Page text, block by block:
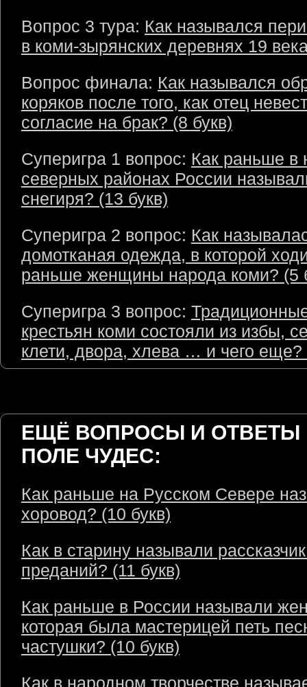
Вопрос 3 тура: Как назывался
в коми-зырянских деревнях 19
Вопрос финала: Как назывался
коряков после того, как отец
согласие на брак? (8 букв)
Суперигра 1 вопрос: Как раньше в
северных районах России
снегиря? (13 букв)
Суперигра 2 вопрос: Как
домотканая одежда, в которой
раньше женщины народа коми? (5
Суперигра 3 вопрос:
крестьян коми состояли из избы,
клети, двора, хлева … и чего еще?
ЕЩЁ ВОПРОСЫ И ОТВЕТЫ
ПОЛЕ ЧУДЕС:
Как раньше на Русском Севере
хоровод? (10 букв)
Как в старину называли
преданий? (11 букв)
Как раньше в России называли
которая была мастерицей петь
частушки? (10 букв)
Как в народном творчестве